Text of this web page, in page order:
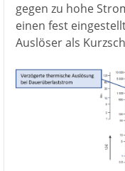
gegen zu hohe
einen fest
Auslöser als